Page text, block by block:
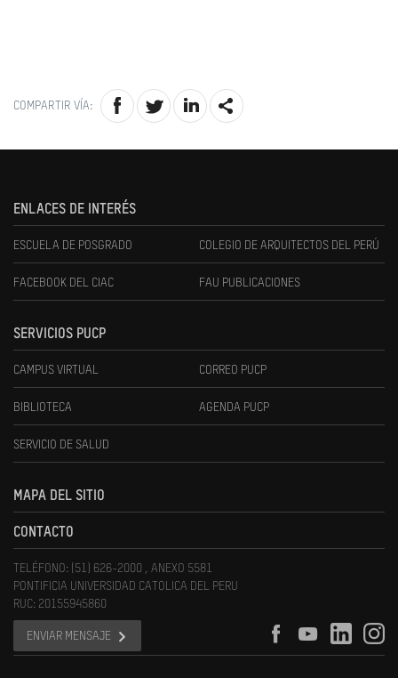
COMPARTIR VÍA:
ENLACES DE INTERÉS
ESCUELA DE POSGRADO COLEGIO DE ARQUITECTOS DEL PERÚ
FACEBOOK DEL CIAC FAU PUBLICACIONES
SERVICIOS PUCP
CAMPUS VIRTUAL CORREO PUCP
BIBLIOTECA AGENDA PUCP
SERVICIO DE SALUD
MAPA DEL SITIO
CONTACTO
TELÉFONO: (51) 626-2000 , ANEXO 5581
PONTIFICIA UNIVERSIDAD CATOLICA DEL PERU
RUC: 20155945860
ENVIAR MENSAJE